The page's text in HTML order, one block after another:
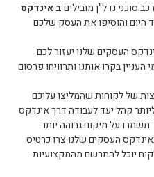
סוכני נדל"ן מוביליםב אינדקס
היום והוסיפו את העסק שלכם
העסקים שלנו יעזור לכם
בקרו אותנו ותרוויחו פרסום
של לקוחות שהמליצו עליכם
קהל יעד לעבודה דרך אינדקס
על מיקום גבוהה יותר.
העסקים שלנו צרו כרטיס
יוכל להתרשם מהמקצועיות